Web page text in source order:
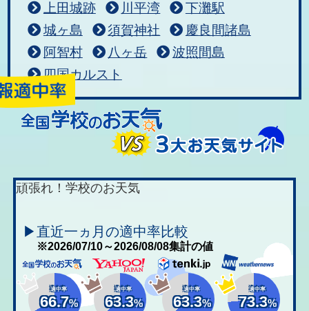
上田城跡
川平湾
下灘駅
城ヶ島
須賀神社
慶良間諸島
阿智村
八ヶ岳
波照間島
四国カルスト
頑張れ！学校のお天気
▶直近一ヵ月の適中率比較
※2026/07/10～2026/08/08集計の値
適中率
66.7%
適中率
63.3%
適中率
63.3%
適中率
73.3%